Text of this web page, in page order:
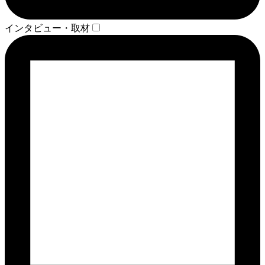
インタビュー・取材